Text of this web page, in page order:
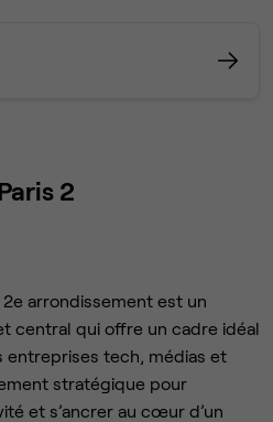
2
2e arrondissement est un
central qui offre un cadre idéal
entreprises tech, médias et
stratégique pour
et s’ancrer au cœur d’un